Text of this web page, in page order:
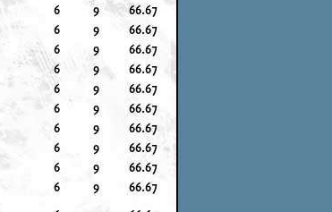
6 9
66.67
6 9
66.67
6 9
66.67
6 9
66.67
6 9
66.67
6 9
66.67
6 9
66.67
6 9
66.67
6 9
66.67
6 9
66.67